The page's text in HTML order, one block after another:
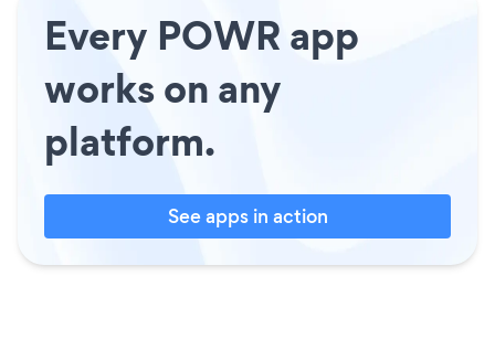
Every POWR app
works on any
platform.
See apps in action